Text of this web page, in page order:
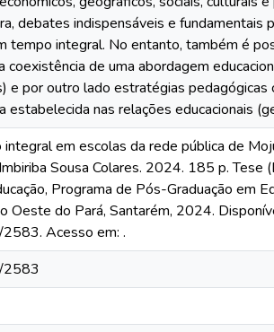
debates indispensáveis e fundamentais
tempo integral. No entanto, também é
de uma abordagem
e por outro lado estratégias pedagógicas
nas relações educacionais
em escolas da rede pública de
Sousa Colares. 2024. 185 p. Tese
Programa de Pós-Graduação em
Oeste do Pará, Santarém, 2024.
Acesso em: .
2583